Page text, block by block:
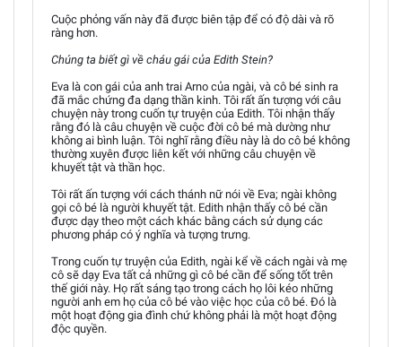
Cuộc phỏng vấn này đã được biên tập để có độ dài và rõ
ràng hơn.
Chúng ta biết gì về cháu gái của Edith Stein?
Eva là con gái của anh trai Arno của ngài, và cô bé sinh ra
đã mắc chứng đa dạng thần kinh. Tôi rất ấn tượng với câu
chuyện này trong cuốn tự truyện của Edith. Tôi nhận thấy
rằng đó là câu chuyện về cuộc đời cô bé mà dường như
không ai bình luận. Tôi nghĩ rằng điều này là do cô bé không
thường xuyên được liên kết với những câu chuyện về
khuyết tật và thần học.
Tôi rất ấn tượng với cách thánh nữ nói về Eva; ngài không
gọi cô bé là người khuyết tật. Edith nhận thấy cô bé cần
được dạy theo một cách khác bằng cách sử dụng các
phương pháp có ý nghĩa và tượng trưng.
Trong cuốn tự truyện của Edith, ngài kể về cách ngài và mẹ
cô sẽ dạy Eva tất cả những gì cô bé cần để sống tốt trên
thế giới này. Họ rất sáng tạo trong cách họ lôi kéo những
người anh em họ của cô bé vào việc học của cô bé. Đó là
một hoạt động gia đình chứ không phải là một hoạt động
độc quyền.